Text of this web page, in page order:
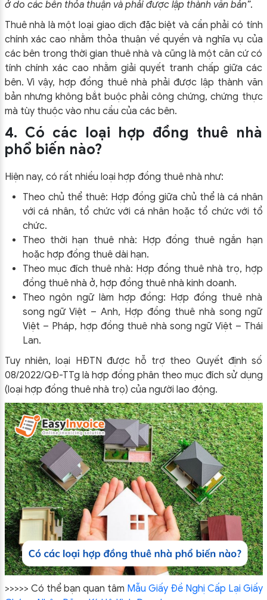
ở do các bên thỏa thuận và phải được lập thành văn bản”.
Thuê nhà là một loại giao dịch đặc biệt và cần phải có tính
chính xác cao nhằm thỏa thuận về quyền và nghĩa vụ của
các bên trong thời gian thuê nhà và cũng là một căn cứ có
tính chính xác cao nhằm giải quyết tranh chấp giữa các
bên. Vì vậy, hợp đồng thuê nhà phải được lập thành văn
bản nhưng không bắt buộc phải công chứng, chứng thực
mà tùy thuộc vào nhu cầu của các bên.
4. Có các loại hợp đồng thuê nhà
phổ biến nào?
Hiện nay, có rất nhiều loại hợp đồng thuê nhà như:
Theo chủ thể thuê: Hợp đồng giữa chủ thể là cá nhân
với cá nhân, tổ chức với cá nhân hoặc tổ chức với tổ
chức.
Theo thời hạn thuê nhà: Hợp đồng thuê ngắn hạn
hoặc hợp đồng thuê dài hạn.
Theo mục đích thuê nhà: Hợp đồng thuê nhà trọ, hợp
đồng thuê nhà ở, hợp đồng thuê nhà kinh doanh.
Theo ngôn ngữ làm hợp đồng: Hợp đồng thuê nhà
song ngữ Việt – Anh, Hợp đồng thuê nhà song ngữ
Việt – Pháp, hợp đồng thuê nhà song ngữ Việt – Thái
Lan.
Tuy nhiên, loại HĐTN được hỗ trợ theo Quyết định số
08/2022/QĐ-TTg là hợp đồng phân theo mục đích sử dụng
(loại hợp đồng thuê nhà trọ) của người lao động.
>>>>> Có thể bạn quan tâm Mẫu Giấy Đề Nghị Cấp Lại Giấy